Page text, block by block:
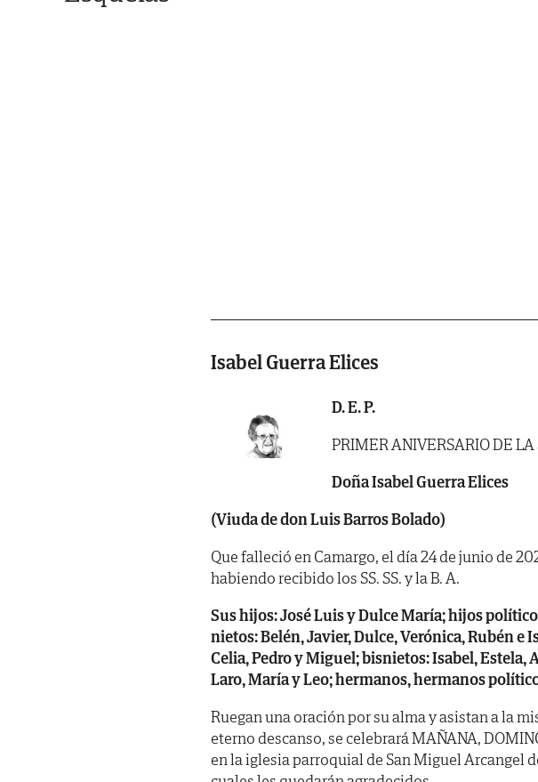
Isabel Guerra Elices
D. E. P.
PRIMER ANIVERSARIO DE LA
Doña Isabel Guerra Elices
(Viuda de don Luis Barros Bolado)
Que falleció en Camargo, el día 24 de junio de
habiendo recibido los SS. SS. y la B. A.
Sus hijos: José Luis y Dulce María; hijos
nietos: Belén, Javier, Dulce, Verónica, Rubén e
Celia, Pedro y Miguel; bisnietos: Isabel, Estela,
Laro, María y Leo; hermanos, hermanos
Ruegan una oración por su alma y asistan a la
eterno descanso, se celebrará MAÑANA,
en la iglesia parroquial de San Miguel Arcangel